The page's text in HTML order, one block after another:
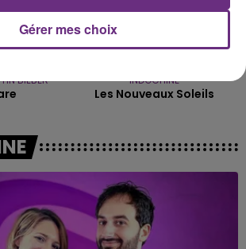
BIEBER INDOCHINE
Les Nouveaux Soleils
Gérer mes choix